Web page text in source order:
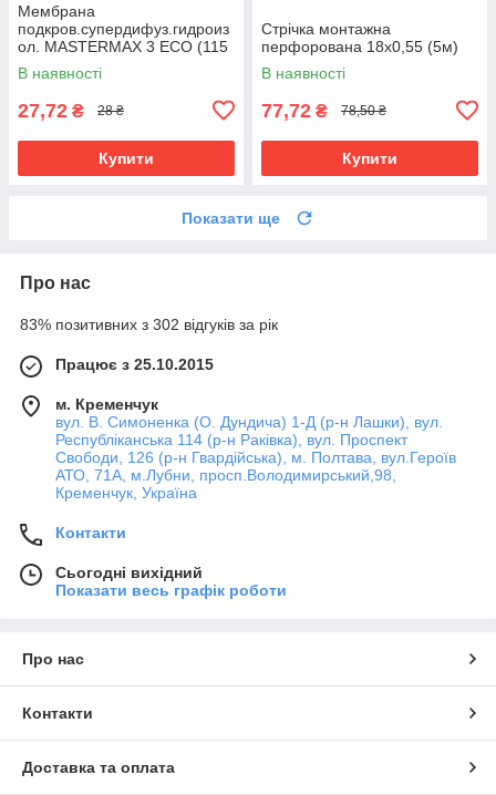
Мембрана
подкров.супердифуз.гидроиз
ол. MASTERMAX 3 ECO (115
плотн, 75м.кв.)
В наявності
27,72 ₴ 28 ₴
Купити
Cтрічка монтажна
перфорована 18х0,55 (5м)
В наявності
77,72 ₴ 78,50 ₴
Купити
Показати ще
Про нас
83% позитивних з 302 відгуків за рік
Працює з 25.10.2015
м. Кременчук
вул. В. Симоненка (О. Дундича) 1-Д (р-н Лашки), вул.
Республіканська 114 (р-н Раківка), вул. Проспект
Свободи, 126 (р-н Гвардійська), м. Полтава, вул.Героїв
АТО, 71А, м.Лубни, просп.Володимирський,98,
Кременчук, Україна
Контакти
Сьогодні вихідний
Показати весь графік роботи
Про нас
Контакти
Доставка та оплата